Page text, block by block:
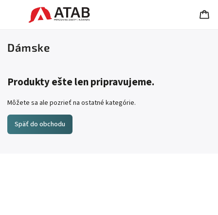
Dámske
Produkty ešte len pripravujeme.
Môžete sa ale pozrieť na ostatné kategórie.
Späť do obchodu